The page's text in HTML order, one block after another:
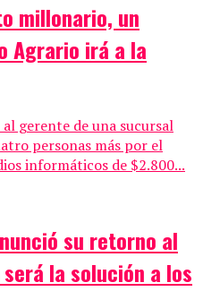
millonario, un
Agrario irá a la
gerente de una sucursal
personas más por el
informáticos de $2.800...
su retorno al
la solución a los